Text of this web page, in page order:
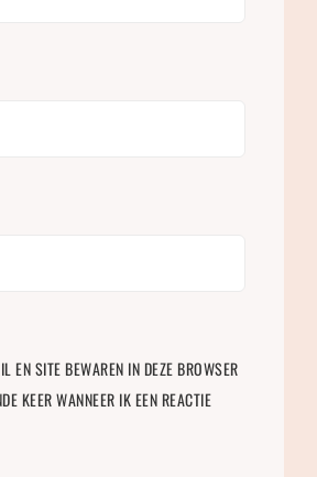
EN SITE BEWAREN IN DEZE BROWSER
KEER WANNEER IK EEN REACTIE